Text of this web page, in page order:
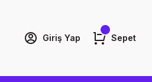
Giriş Yap Sepet